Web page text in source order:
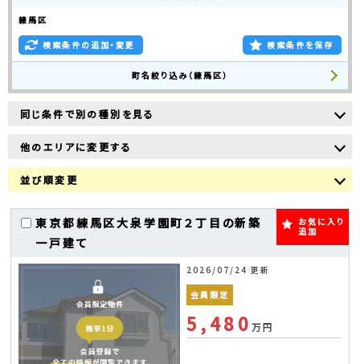
練馬区
検索条件の追加・変更 検索条件を保存
町名絞り込み（練馬区）
同じ条件で別の種別を見る
他のエリアに変更する
並び順変更
東京都練馬区大泉学園町２丁目の新築
一戸建て
お気に入り
追加
2026/07/24 更新
会員限定
5,480万円